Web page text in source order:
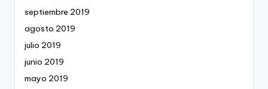
septiembre 2019
agosto 2019
julio 2019
junio 2019
mayo 2019